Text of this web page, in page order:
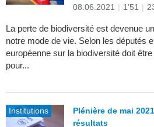
08.06.2021 | 1'51 |
La perte de biodiversité est devenue
notre mode de vie. Selon les députés
européenne sur la biodiversité doit
pour...
Institutions
Plénière de mai
résultats